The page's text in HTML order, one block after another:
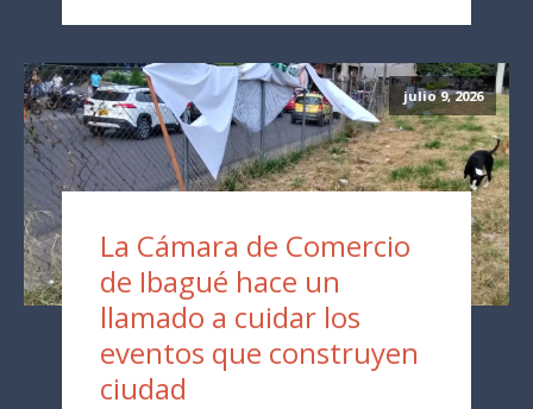
julio 9, 2026
La Cámara de Comercio
de Ibagué hace un
llamado a cuidar los
eventos que construyen
ciudad